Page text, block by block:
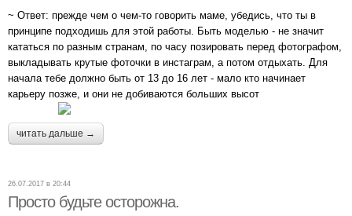
~ Ответ: прежде чем о чем-то говорить маме, убедись, что ты в
принципе подходишь для этой работы. Быть моделью - не значит
кататься по разным странам, по часу позировать перед фотографом,
выкладывать крутые фоточки в инстаграм, а потом отдыхать. Для
начала тебе должно быть от 13 до 16 лет - мало кто начинает
карьеру позже, и они не добиваются больших высот
читать дальше →
26.07.2017 в 20:44
Просто будьте осторожна.